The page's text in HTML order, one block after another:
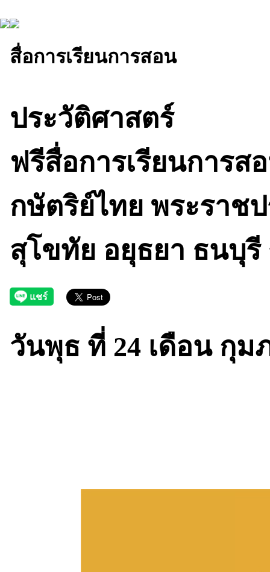
สื่อการเรียนการสอน
ประวัติศาสตร์
ฟรีสื่อการเรียนการ
กษัตริย์ไทย พระราช
สุโขทัย อยุธยา ธนบุ
วันพุธ ที่ 24 เดือน กุม